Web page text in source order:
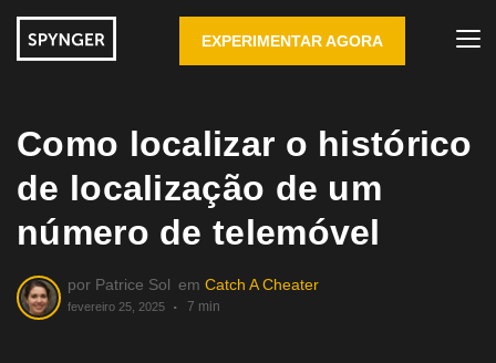
EXPERIMENTAR AGORA
Como localizar o histórico
de localização de um
número de telemóvel
por Patrice Sol em Catch A Cheater
fevereiro 25, 2025 7 min